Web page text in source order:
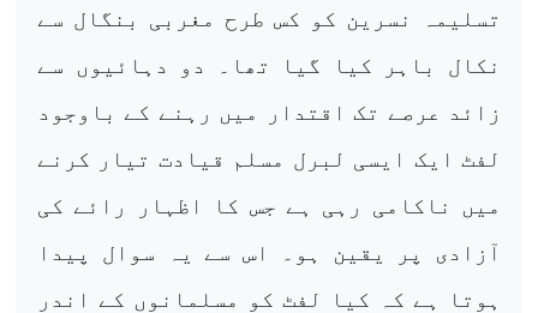
تسلیمہ نسرین کو کس طرح مغربی بنگال سے
نکال باہر کیا گیا تھا۔ دو دہائیوں سے
زائد عرصے تک اقتدار میں رہنے کے باوجود
لفٹ ایک ایسی لبرل مسلم قیادت تیار کرنے
میں ناکامی رہی ہے جس کا اظہار رائے کی
آزادی پر یقین ہو۔ اس سے یہ سوال پیدا
ہوتا ہے کہ کیا لفٹ کو مسلمانوں کے اندر